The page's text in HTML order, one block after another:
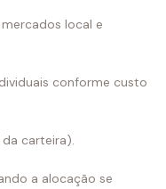
local e
conforme custo
carteira).
a alocação se